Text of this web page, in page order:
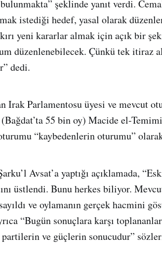
şeklinde yanıt verdi.
istediği hedef, yasal olarak
yeni kararlar almak için açık bir
düzenlenebilecek. Çünkü tek itiraz
dedi.
Irak Parlamentosu üyesi ve mevcut
55 bin oy) Macide el-
“kaybedenlerin oturumu”
Avsat’a yaptığı açıklamada,
üstlendi. Bunu herkes biliyor.
ve oylamanın gerçek hacmini
“Bugün sonuçlara karşı
ve güçlerin sonucudur”